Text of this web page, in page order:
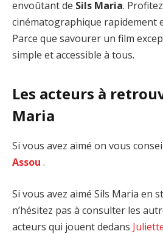
envoûtant de Sils Maria.
cinématographique rapidement
Parce que savourer un film
simple et accessible à tous.
Les acteurs à
Maria
Si vous avez aimé on vous
Assou .
Si vous avez aimé Sils Maria en
n’hésitez pas à consulter les
acteurs qui jouent dedans